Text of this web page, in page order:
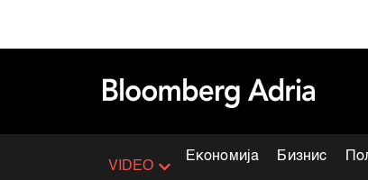
VIDEO
Економија Бизнис